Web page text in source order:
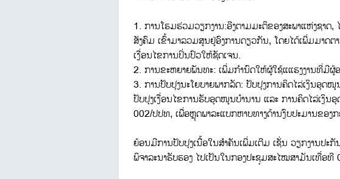
1. ການໂຮມຮ່ວມວຽກງານ:ອີງຕາມມະຕິຂອງສະພາແຫ່ງຊາດ
ສັງຄົມ ເຂົ້າມາລວມສູນຢູ່ອົງການດຽວກັນ, ໂດຍໄດ້ເພີ່ມມາດ
ເງື່ອນໄຂການປິ່ນປົວໃຫ້ຊັດເຈນ.
2. ການຂະຫຍາຍພັນທະ: ເພີ່ມກຳນົດໃຫ້ຜູ້ໃຊ້ແແຮງງານທີ່ມີ
3. ການປັບປຸງນະໂຍບາຍພາກລັດ: ປັບປຸງການຄິດໄລ່ເງິນອຸດ
ປັບປຸງເງື່ອນໄຂການຮັບອຸດໜູນບໍານານ ແລະ ການຄິດໄລ່ເງິ
002/ປປທ, ເພື່ອຫຼຸດພາລະແບກຫາບທາງດ້ານງົບປະມານຂອງ
ຍ້ອນມີການປັບປຸງເນື້ອໃນສຳຄັນເພີ່ມເຕີມ ເຊັ່ນ ວຽກງານປະ
ພິຈາລະນາຮັບຮອງ ໄປເປັນໃນກອງປະຊຸມສະໄໝສາມັນເທື່ອທີ